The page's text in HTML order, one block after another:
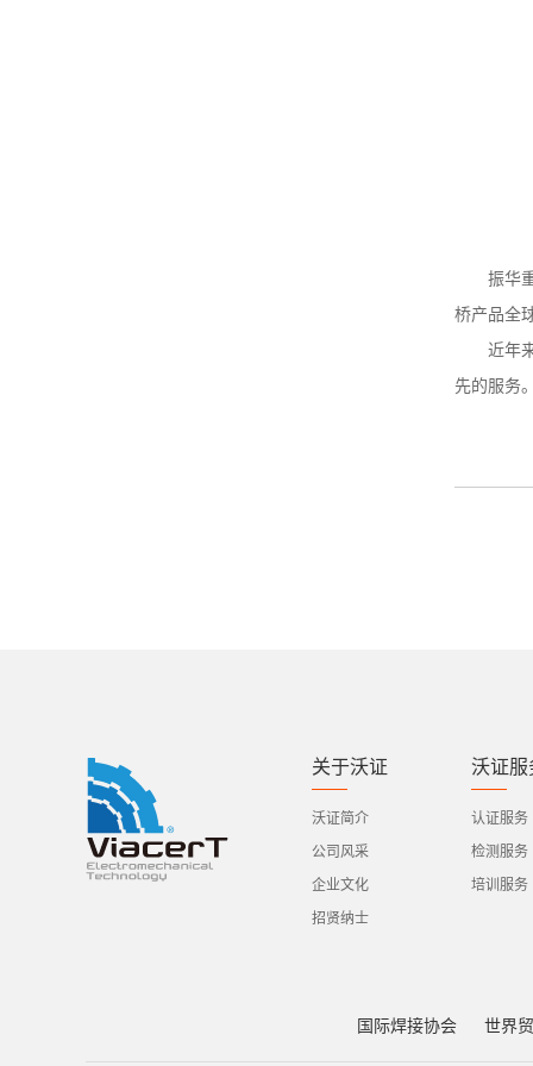
振华重
桥产品全
近年来
先的服务。
关于沃证
沃证简介
公司风采
企业文化
招贤纳士
沃证服
认证服务
检测服务
培训服务
国际焊接协会 世界